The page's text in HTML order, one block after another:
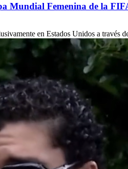
Mundial Femenina de la
en Estados Unidos a través